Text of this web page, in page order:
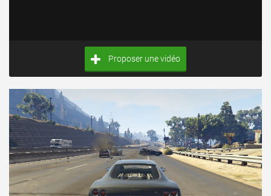
Proposer une vidéo